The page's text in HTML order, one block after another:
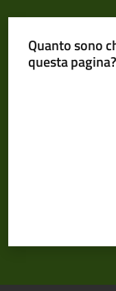
Quanto sono
questa pagina?